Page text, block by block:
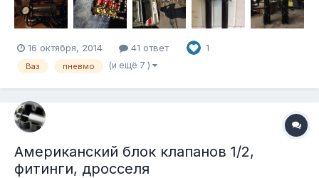
фитингов "camozzi" осталос...
16 октября, 2014 41 ответ 1
Ваз пневмо (и ещё 7 )
Американский блок клапанов 1/2,
фитинги, дросселя